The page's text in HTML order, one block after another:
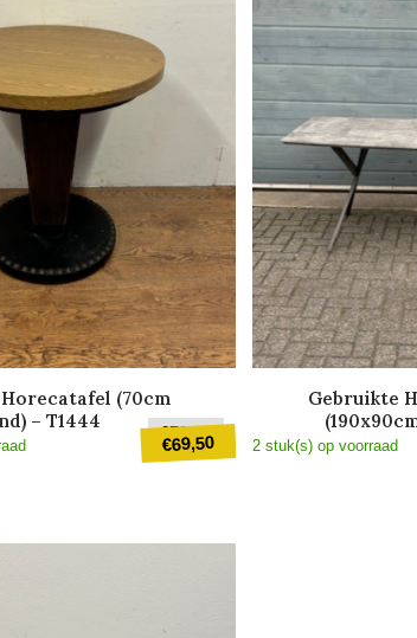
(70cm
– T1444
€79,50 Oorspronkelijke
prijs
€69,50
Gebruikte
2 stuk(s) op voorraad